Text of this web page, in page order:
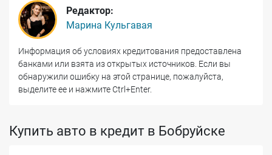
Редактор:
Марина Кульгавая
Информация об условиях кредитования предоставлена
банками или взята из открытых источников. Если вы
обнаружили ошибку на этой странице, пожалуйста,
выделите ее и нажмите Ctrl+Enter.
Купить авто в кредит в Бобруйске